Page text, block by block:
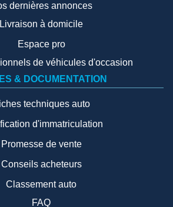
dernières annonces
Livraison à domicile
Espace pro
de véhicules d'occasion
& DOCUMENTATION
techniques auto
d'immatriculation
Promesse de vente
Conseils acheteurs
Classement auto
FAQ